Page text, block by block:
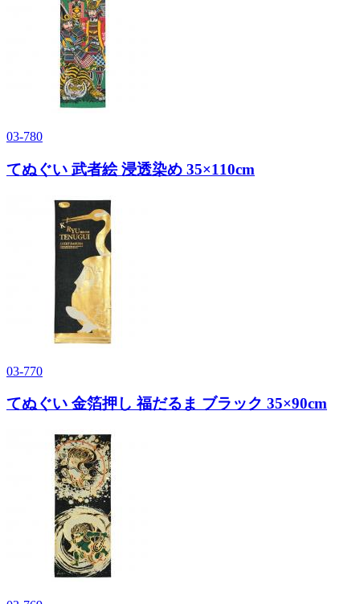
03-780
てぬぐい 武者絵 浸透染め 35×110cm
03-770
てぬぐい 金箔押し 福だるま ブラック 35×90cm